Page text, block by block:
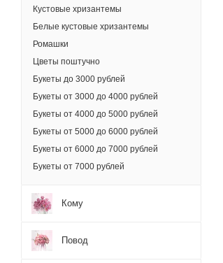
Кустовые хризантемы
Белые кустовые хризантемы
Ромашки
Цветы поштучно
Букеты до 3000 рублей
Букеты от 3000 до 4000 рублей
Букеты от 4000 до 5000 рублей
Букеты от 5000 до 6000 рублей
Букеты от 6000 до 7000 рублей
Букеты от 7000 рублей
Кому
Повод